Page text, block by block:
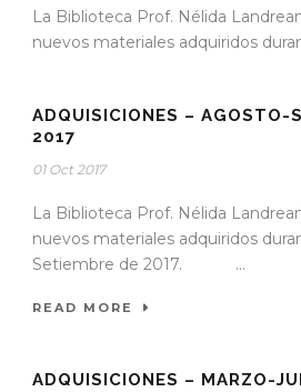
La Biblioteca Prof. Nélida
nuevos materiales adquiridos
ADQUISICIONES – AGOSTO-
2017
01 Oct 2017
La Biblioteca Prof. Nélida
nuevos materiales adquiridos
Setiembre de 2017. ...
READ MORE
ADQUISICIONES – MARZO-